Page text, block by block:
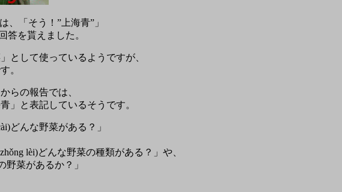
、「そう！”上海青”」
答を貰えました。
として使っているようですが、
。
らの報告では、
」と表記しているそうです。
どんな野菜がある？」
lèi)どんな野菜の種類がある？」や、
野菜があるか？」